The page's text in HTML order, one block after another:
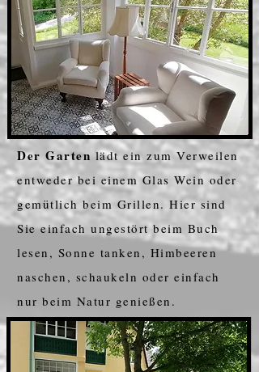
Der Garten lädt ein zum Verweilen
entweder bei einem Glas Wein oder
gemütlich beim Grillen. Hier sind
Sie einfach ungestört beim Buch
lesen, Sonne tanken, Himbeeren
naschen, schaukeln oder einfach
nur beim Natur genießen.